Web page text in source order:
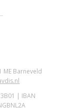
ME Barneveld
| IBAN